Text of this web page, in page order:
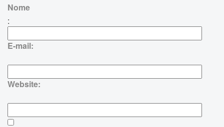
Nome
:
E-mail:
Website: